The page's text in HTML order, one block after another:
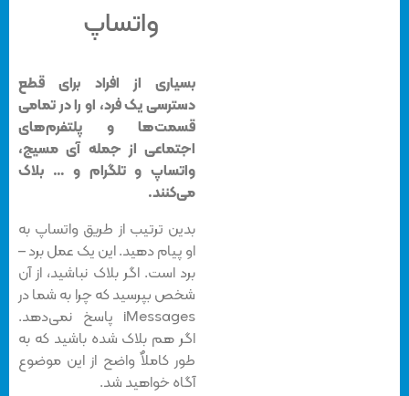
واتساپ
بسیاری از افراد برای قطع
دسترسی یک فرد، او را در تمامی
قسمت‌ها و پلتفرم‌های
اجتماعی از جمله آی مسیج،
واتساپ و تلگرام و … بلاک
می‌کنند.
بدین ترتیب از طریق واتساپ به
او پیام دهید. این یک عمل برد –
برد است. اگر بلاک نباشید، از آن
شخص بپرسید که چرا به شما در
iMessages پاسخ نمی‌دهد.
اگر هم بلاک شده باشید که به
طور کاملاٌ واضح از این موضوع
آگاه خواهید شد.